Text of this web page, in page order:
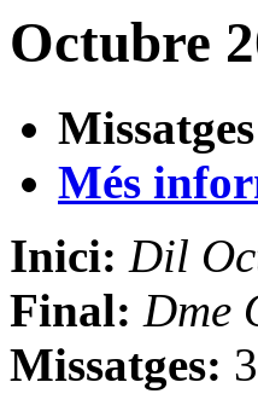
Octubre
Més
Inici: Dil
Final: Dme
Missatges: